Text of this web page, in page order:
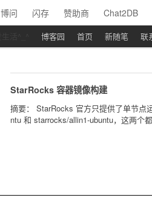
博问 闪存 赞助商 Chat2DB
博客园 首页 新随笔 联
StarRocks 容器镜像构建
摘要： StarRocks 官方只提供了单节点
ntu 和 starrocks/allin1-ubuntu，这两个